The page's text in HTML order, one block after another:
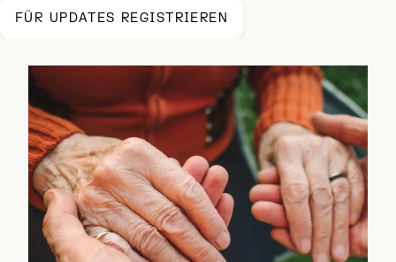
FÜR UPDATES REGISTRIEREN